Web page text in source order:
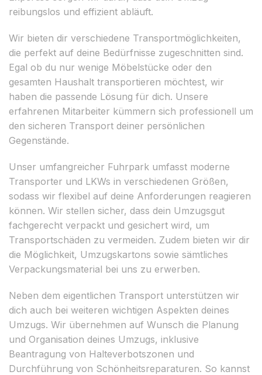
reibungslos und effizient abläuft.
Wir bieten dir verschiedene Transportmöglichkeiten,
die perfekt auf deine Bedürfnisse zugeschnitten sind.
Egal ob du nur wenige Möbelstücke oder den
gesamten Haushalt transportieren möchtest, wir
haben die passende Lösung für dich. Unsere
erfahrenen Mitarbeiter kümmern sich professionell um
den sicheren Transport deiner persönlichen
Gegenstände.
Unser umfangreicher Fuhrpark umfasst moderne
Transporter und LKWs in verschiedenen Größen,
sodass wir flexibel auf deine Anforderungen reagieren
können. Wir stellen sicher, dass dein Umzugsgut
fachgerecht verpackt und gesichert wird, um
Transportschäden zu vermeiden. Zudem bieten wir dir
die Möglichkeit, Umzugskartons sowie sämtliches
Verpackungsmaterial bei uns zu erwerben.
Neben dem eigentlichen Transport unterstützen wir
dich auch bei weiteren wichtigen Aspekten deines
Umzugs. Wir übernehmen auf Wunsch die Planung
und Organisation deines Umzugs, inklusive
Beantragung von Halteverbotszonen und
Durchführung von Schönheitsreparaturen. So kannst